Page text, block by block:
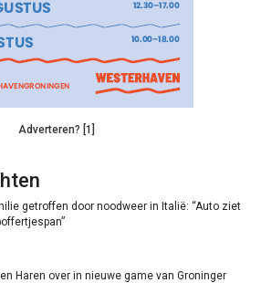
Adverteren? [1]
getroffen door noodweer in Italië: “Auto ziet
Haren over in nieuwe game van Groninger